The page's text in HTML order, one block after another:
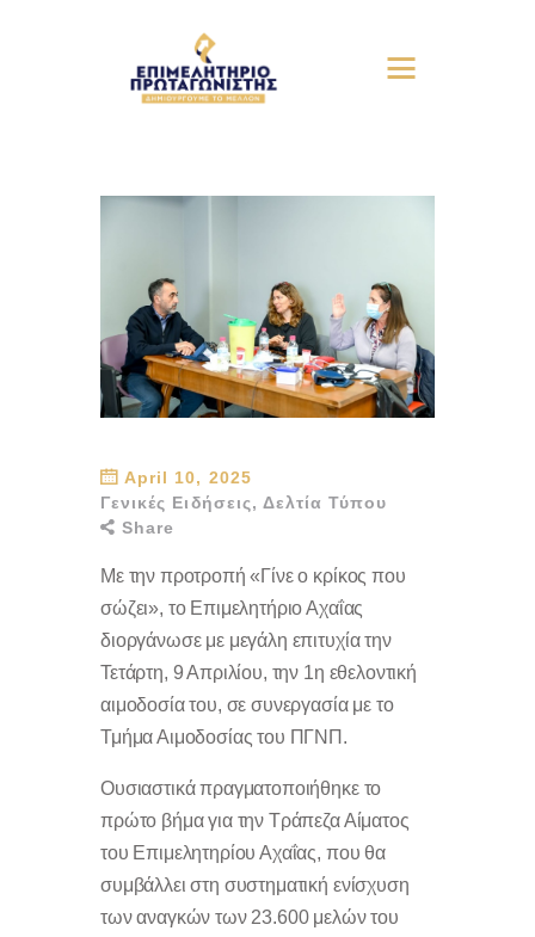
April 10, 2025
Γενικές Ειδήσεις, Δελτία Τύπου
Share
Με την προτροπή «Γίνε ο κρίκος που
σώζει», το Επιμελητήριο Αχαΐας
διοργάνωσε με μεγάλη επιτυχία την
Τετάρτη, 9 Απριλίου, την 1η εθελοντική
αιμοδοσία του, σε συνεργασία με το
Τμήμα Αιμοδοσίας του ΠΓΝΠ.
Ουσιαστικά πραγματοποιήθηκε το
πρώτο βήμα για την Τράπεζα Αίματος
του Επιμελητηρίου Αχαΐας, που θα
συμβάλλει στη συστηματική ενίσχυση
των αναγκών των 23.600 μελών του